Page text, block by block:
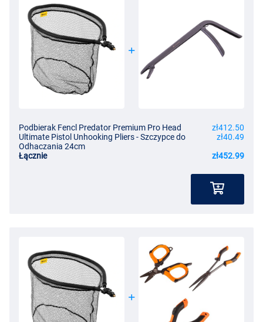
Podbierak Fencl Predator Premium Pro Head
zł412.50
Ultimate Pistol Unhooking Pliers - Szczypce do
Odhaczania 24cm
zł40.49
Łącznie
zł452.99